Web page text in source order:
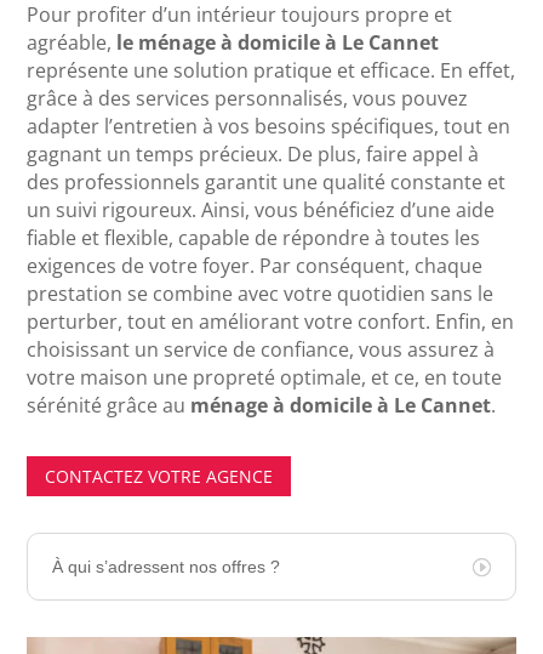
Pour profiter d’un intérieur toujours propre et
agréable, le ménage à domicile à Le Cannet
représente une solution pratique et efficace. En effet,
grâce à des services personnalisés, vous pouvez
adapter l’entretien à vos besoins spécifiques, tout en
gagnant un temps précieux. De plus, faire appel à
des professionnels garantit une qualité constante et
un suivi rigoureux. Ainsi, vous bénéficiez d’une aide
fiable et flexible, capable de répondre à toutes les
exigences de votre foyer. Par conséquent, chaque
prestation se combine avec votre quotidien sans le
perturber, tout en améliorant votre confort. Enfin, en
choisissant un service de confiance, vous assurez à
votre maison une propreté optimale, et ce, en toute
sérénité grâce au ménage à domicile à Le Cannet.
CONTACTEZ VOTRE AGENCE
À qui s’adressent nos offres ?